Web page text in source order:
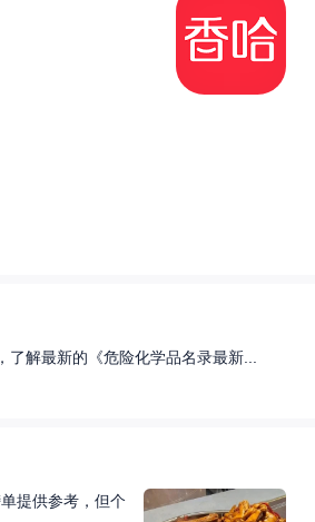
解最新的《危险化学品名录最新...
提供参考，但个